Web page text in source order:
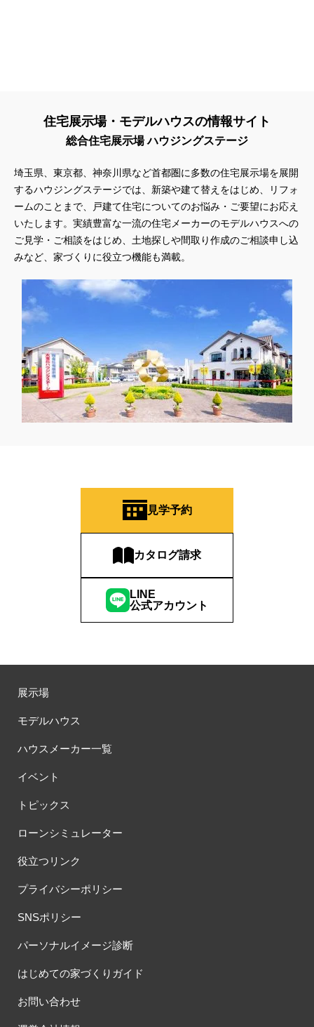
住宅展示場・モデルハウスの情報サイト
総合住宅展示場 ハウジングステージ
埼玉県、東京都、神奈川県など首都圏に多数の住宅展示場を展開
するハウジングステージでは、新築や建て替えをはじめ、リフォ
ームのことまで、戸建て住宅についてのお悩み・ご要望にお応え
いたします。実績豊富な一流の住宅メーカーのモデルハウスへの
ご見学・ご相談をはじめ、土地探しや間取り作成のご相談申し込
みなど、家づくりに役立つ機能も満載。
見学予約
カタログ請求
LINE
公式アカウント
展示場
モデルハウス
ハウスメーカー一覧
イベント
トピックス
ローンシミュレーター
役立つリンク
プライバシーポリシー
SNSポリシー
パーソナルイメージ診断
はじめての家づくりガイド
お問い合わせ